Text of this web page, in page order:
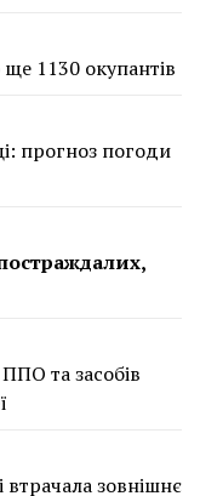
1130 окупантів
прогноз погоди
та засобів
зовнішнє